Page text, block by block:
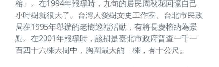
榕」。在1994年報導時，九旬的居民周秋花回憶自己
小時樹就很大了。台灣人愛樹文史工作室、台北市民政
局在1995年舉辦的老樹巡禮活動，有將長慶榕納為景
點。在2001年報導時，該樹是臺北市政府普查一千一
百四十六棵大樹中，胸圍最大的一棵，有十公尺。